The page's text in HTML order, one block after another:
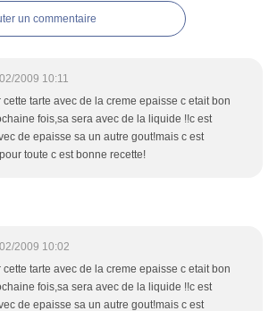
un commentaire
2009 10:11
tarte avec de la creme epaisse c etait bon
fois,sa sera avec de la liquide !!c est
de epaisse sa un autre gout!mais c est
toute c est bonne recette!
2009 10:02
tarte avec de la creme epaisse c etait bon
fois,sa sera avec de la liquide !!c est
de epaisse sa un autre gout!mais c est